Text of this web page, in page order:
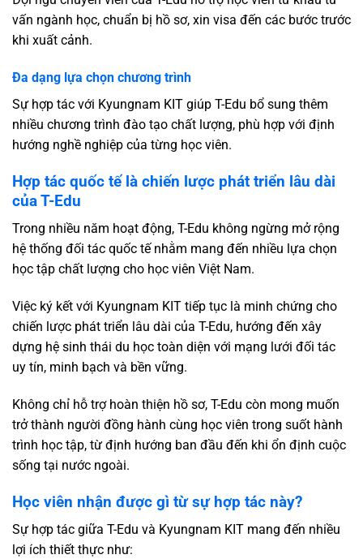
vấn ngành học, chuẩn bị hồ sơ, xin visa đến các bước trước
khi xuất cảnh.
Đa dạng lựa chọn chương trình
Sự hợp tác với Kyungnam KIT giúp T-Edu bổ sung thêm
nhiều chương trình đào tạo chất lượng, phù hợp với định
hướng nghề nghiệp của từng học viên.
Hợp tác quốc tế là chiến lược phát triển lâu dài
của T-Edu
Trong nhiều năm hoạt động, T-Edu không ngừng mở rộng
hệ thống đối tác quốc tế nhằm mang đến nhiều lựa chọn
học tập chất lượng cho học viên Việt Nam.
Việc ký kết với Kyungnam KIT tiếp tục là minh chứng cho
chiến lược phát triển lâu dài của T-Edu, hướng đến xây
dựng hệ sinh thái du học toàn diện với mạng lưới đối tác
uy tín, minh bạch và bền vững.
Không chỉ hỗ trợ hoàn thiện hồ sơ, T-Edu còn mong muốn
trở thành người đồng hành cùng học viên trong suốt hành
trình học tập, từ định hướng ban đầu đến khi ổn định cuộc
sống tại nước ngoài.
Học viên nhận được gì từ sự hợp tác này?
Sự hợp tác giữa T-Edu và Kyungnam KIT mang đến nhiều
lợi ích thiết thực như: